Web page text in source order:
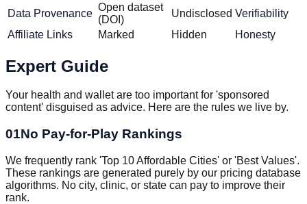
Data Provenance
Open dataset
(DOI)
Undisclosed Verifiability
Affiliate Links
Marked Hidden Honesty
Expert Guide
Your health and wallet are too important for 'sponsored
content' disguised as advice. Here are the rules we live by.
01No Pay-for-Play Rankings
We frequently rank 'Top 10 Affordable Cities' or 'Best Values'.
These rankings are generated purely by our pricing database
algorithms. No city, clinic, or state can pay to improve their
rank.